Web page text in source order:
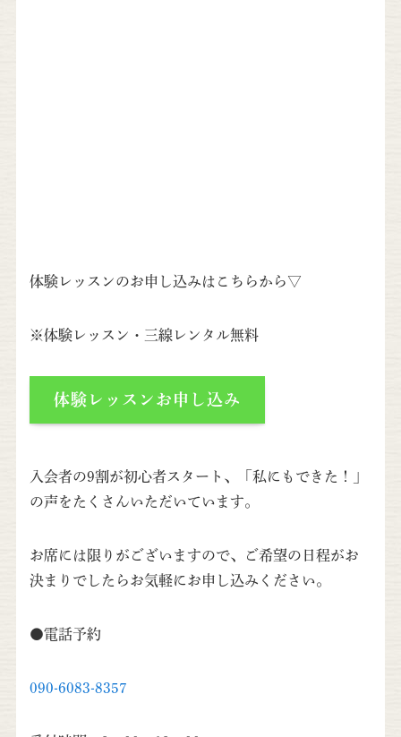
体験レッスンのお申し込みはこちらから▽
※体験レッスン・三線レンタル無料
体験レッスンお申し込み
入会者の9割が初心者スタート、「私にもできた！」
の声をたくさんいただいています。
お席には限りがございますので、ご希望の日程がお
決まりでしたらお気軽にお申し込みください。
●電話予約
090-6083-8357